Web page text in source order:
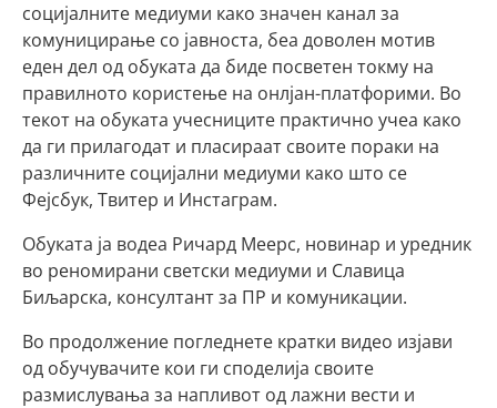
социјалните медиуми како значен канал за
комуницирање со јавноста, беа доволен мотив
еден дел од обуката да биде посветен токму на
правилното користење на онлјан-платфорими. Во
текот на обуката учесниците практично учеа како
да ги прилагодат и пласираат своите пораки на
различните социјални медиуми како што се
Фејсбук, Твитер и Инстаграм.
Обуката ја водеа Ричард Меерс, новинар и уредник
во реномирани светски медиуми и Славица
Биљарска, консултант за ПР и комуникации.
Во продолжение погледнете кратки видео изјави
од обучувачите кои ги споделија своите
размислувања за напливот од лажни вести и